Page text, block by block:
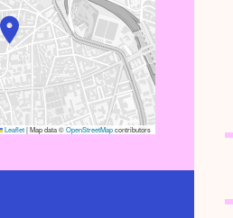
Leaflet|Map data ©OpenStreetMapcontributors